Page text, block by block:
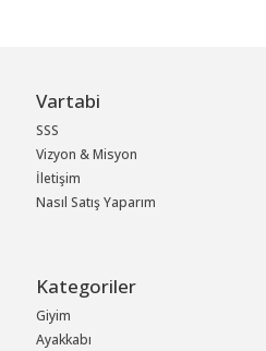
Vartabi
SSS
Vizyon & Misyon
İletişim
Nasıl Satış Yaparım
Kategoriler
Giyim
Ayakkabı